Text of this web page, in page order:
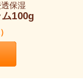
保湿
100g